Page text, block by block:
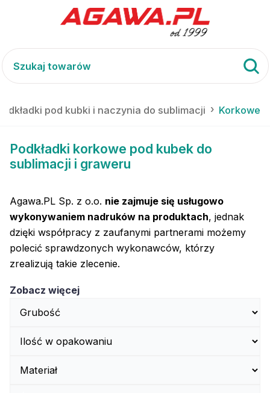
pod kubki i naczynia do sublimacji Korkowe
Podkładki korkowe pod kubek do
sublimacji i graweru
Agawa.PL Sp. z o.o. nie zajmuje się usługowo
wykonywaniem nadruków na produktach, jednak
dzięki współpracy z zaufanymi partnerami możemy
polecić sprawdzonych wykonawców, którzy
zrealizują takie zlecenie.
Zobacz więcej